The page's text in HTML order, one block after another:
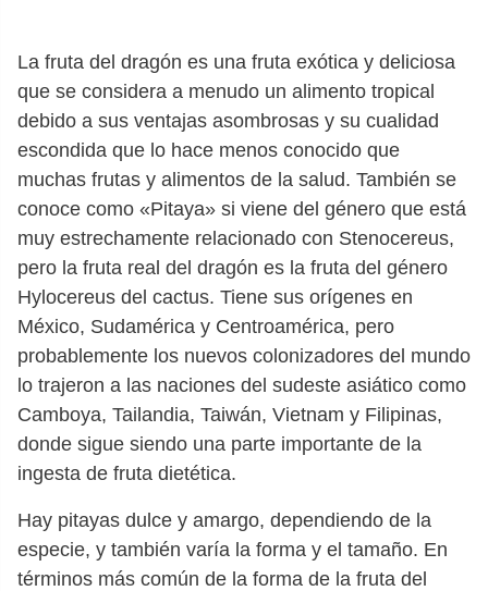
La fruta del dragón es una fruta exótica y deliciosa
que se considera a menudo un alimento tropical
debido a sus ventajas asombrosas y su cualidad
escondida que lo hace menos conocido que
muchas frutas y alimentos de la salud. También se
conoce como «Pitaya» si viene del género que está
muy estrechamente relacionado con Stenocereus,
pero la fruta real del dragón es la fruta del género
Hylocereus del cactus. Tiene sus orígenes en
México, Sudamérica y Centroamérica, pero
probablemente los nuevos colonizadores del mundo
lo trajeron a las naciones del sudeste asiático como
Camboya, Tailandia, Taiwán, Vietnam y Filipinas,
donde sigue siendo una parte importante de la
ingesta de fruta dietética.
Hay pitayas dulce y amargo, dependiendo de la
especie, y también varía la forma y el tamaño. En
términos más común de la forma de la fruta del